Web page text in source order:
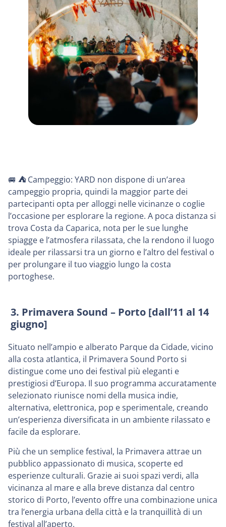
🚐 ⛺️Campeggio: YARD non dispone di un’area
campeggio propria, quindi la maggior parte dei
partecipanti opta per alloggi nelle vicinanze o coglie
l’occasione per esplorare la regione. A poca distanza si
trova Costa da Caparica, nota per le sue lunghe
spiagge e l’atmosfera rilassata, che la rendono il luogo
ideale per rilassarsi tra un giorno e l’altro del festival o
per prolungare il tuo viaggio lungo la costa
portoghese.
3. Primavera Sound – Porto [dall’11 al 14
giugno]
Situato nell’ampio e alberato Parque da Cidade, vicino
alla costa atlantica, il Primavera Sound Porto si
distingue come uno dei festival più eleganti e
prestigiosi d’Europa. Il suo programma accuratamente
selezionato riunisce nomi della musica indie,
alternativa, elettronica, pop e sperimentale, creando
un’esperienza diversificata in un ambiente rilassato e
facile da esplorare.
Più che un semplice festival, la Primavera attrae un
pubblico appassionato di musica, scoperte ed
esperienze culturali. Grazie ai suoi spazi verdi, alla
vicinanza al mare e alla breve distanza dal centro
storico di Porto, l’evento offre una combinazione unica
tra l’energia urbana della città e la tranquillità di un
festival all’aperto.